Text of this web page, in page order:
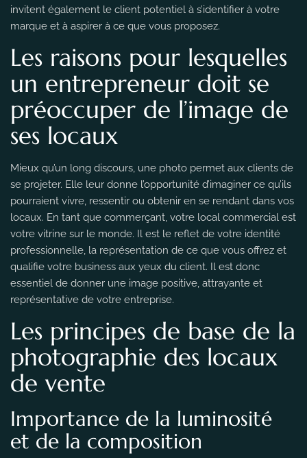
invitent également le client potentiel à s’identifier à votre
marque et à aspirer à ce que vous proposez.
Les raisons pour lesquelles
un entrepreneur doit se
préoccuper de l’image de
ses locaux
Mieux qu’un long discours, une photo permet aux clients de
se projeter. Elle leur donne l’opportunité d’imaginer ce qu’ils
pourraient vivre, ressentir ou obtenir en se rendant dans vos
locaux. En tant que commerçant, votre local commercial est
votre vitrine sur le monde. Il est le reflet de votre identité
professionnelle, la représentation de ce que vous offrez et
qualifie votre business aux yeux du client. Il est donc
essentiel de donner une image positive, attrayante et
représentative de votre entreprise.
Les principes de base de la
photographie des locaux
de vente
Importance de la luminosité
et de la composition